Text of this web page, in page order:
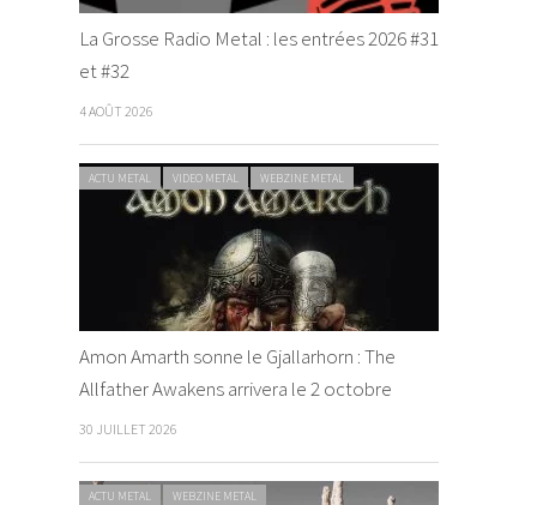
La Grosse Radio Metal : les entrées 2026 #31
et #32
4 AOÛT 2026
ACTU METAL VIDEO METAL WEBZINE METAL
Amon Amarth sonne le Gjallarhorn : The
Allfather Awakens arrivera le 2 octobre
30 JUILLET 2026
ACTU METAL WEBZINE METAL